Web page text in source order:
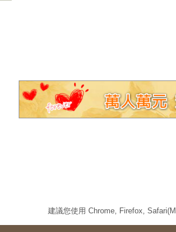
建議您使用 Chrome, Firefox,